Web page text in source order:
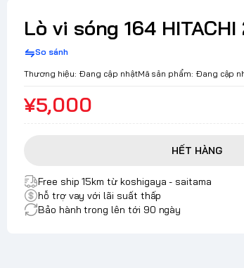
Lò vi sóng 164 HITACHI
So sánh
Thương hiệu: Đang cập nhậtMã sản phẩm: Đang cập
¥5,000
HẾT HÀNG
Free ship 15km từ koshigaya - saitama
hỗ trợ vay với lãi suất thấp
Bảo hành trong lên tới 90 ngày